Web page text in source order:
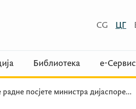
CG ЦГ
Библиотека е-
посјете министра дијаспоре...